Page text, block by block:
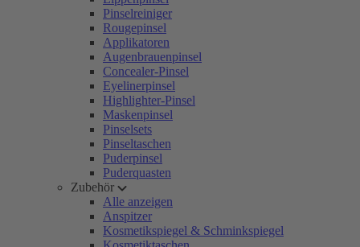
Pinselreiniger
Rougepinsel
Applikatoren
Augenbrauenpinsel
Concealer-Pinsel
Eyelinerpinsel
Highlighter-Pinsel
Maskenpinsel
Pinselsets
Pinseltaschen
Puderpinsel
Puderquasten
Zubehör
Alle anzeigen
Anspitzer
Kosmetikspiegel & Schminkspiegel